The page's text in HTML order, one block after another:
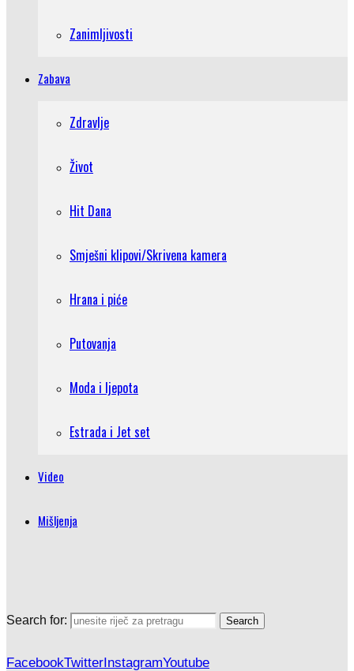
Zanimljivosti
Zabava
Zdravlje
Život
Hit Dana
Smješni klipovi/Skrivena kamera
Hrana i piće
Putovanja
Moda i ljepota
Estrada i Jet set
Video
Mišljenja
Search for: Search
FacebookTwitterInstagramYoutube